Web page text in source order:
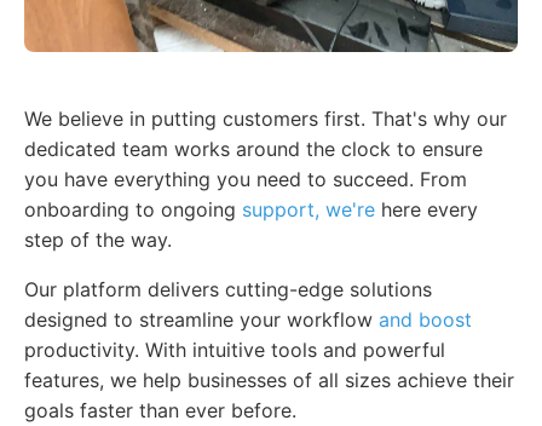
We believe in putting customers first. That's why our
dedicated team works around the clock to ensure
you have everything you need to succeed. From
onboarding to ongoing support, we're here every
step of the way.
Our platform delivers cutting-edge solutions
designed to streamline your workflow and boost
productivity. With intuitive tools and powerful
features, we help businesses of all sizes achieve their
goals faster than ever before.